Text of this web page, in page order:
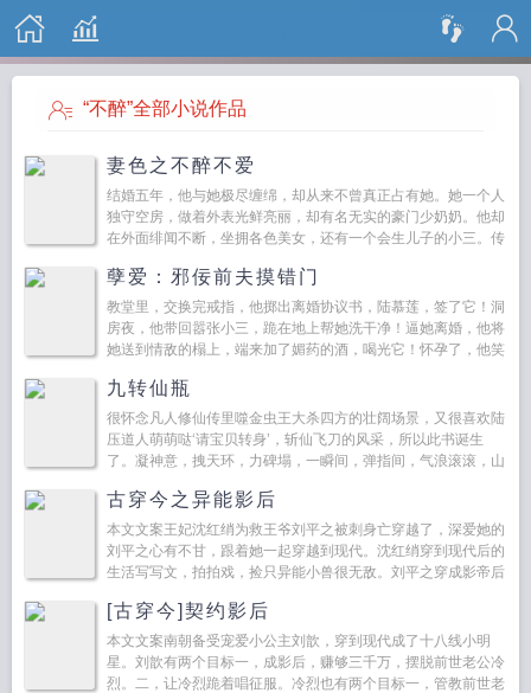
搜 索
“不醉”全部小说作品
妻色之不醉不爱
结婚五年，他与她极尽缠绵，却从来不曾真正占有她。她一个人
独守空房，做着外表光鲜亮丽，却有名无实的豪门少奶奶。他却
在外面绯闻不断，坐拥各色美女，还有一个会生儿子的小三。传
孽爱：邪佞前夫摸错门
教堂里，交换完戒指，他掷出离婚协议书，陆慕莲，签了它！洞
房夜，他带回嚣张小三，跪在地上帮她洗干净！逼她离婚，他将
她送到情敌的榻上，端来加了媚药的酒，喝光它！怀孕了，他笑
九转仙瓶
很怀念凡人修仙传里噬金虫王大杀四方的壮阔场景，又很喜欢陆
压道人萌萌哒‘请宝贝转身’，斩仙飞刀的风采，所以此书诞生
了。凝神意，拽天环，力碑塌，一瞬间，弹指间，气浪滚滚，山
古穿今之异能影后
本文文案王妃沈红绡为救王爷刘平之被刺身亡穿越了，深爱她的
刘平之心有不甘，跟着她一起穿越到现代。沈红绡穿到现代后的
生活写写文，拍拍戏，捡只异能小兽很无敌。刘平之穿成影帝后
回...
[古穿今]契约影后
本文文案南朝备受宠爱小公主刘歆，穿到现代成了十八线小明
星。刘歆有两个目标一，成影后，赚够三千万，摆脱前世老公冷
烈。二，让冷烈跪着唱征服。冷烈也有两个目标一，管教前世老